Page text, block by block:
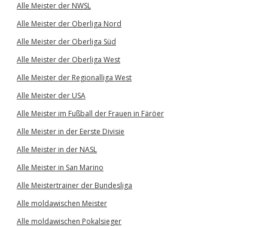
Alle Meister der NWSL
Alle Meister der Oberliga Nord
Alle Meister der Oberliga Süd
Alle Meister der Oberliga West
Alle Meister der Regionalliga West
Alle Meister der USA
Alle Meister im Fußball der Frauen in Färöer
Alle Meister in der Eerste Divisie
Alle Meister in der NASL
Alle Meister in San Marino
Alle Meistertrainer der Bundesliga
Alle moldawischen Meister
Alle moldawischen Pokalsieger